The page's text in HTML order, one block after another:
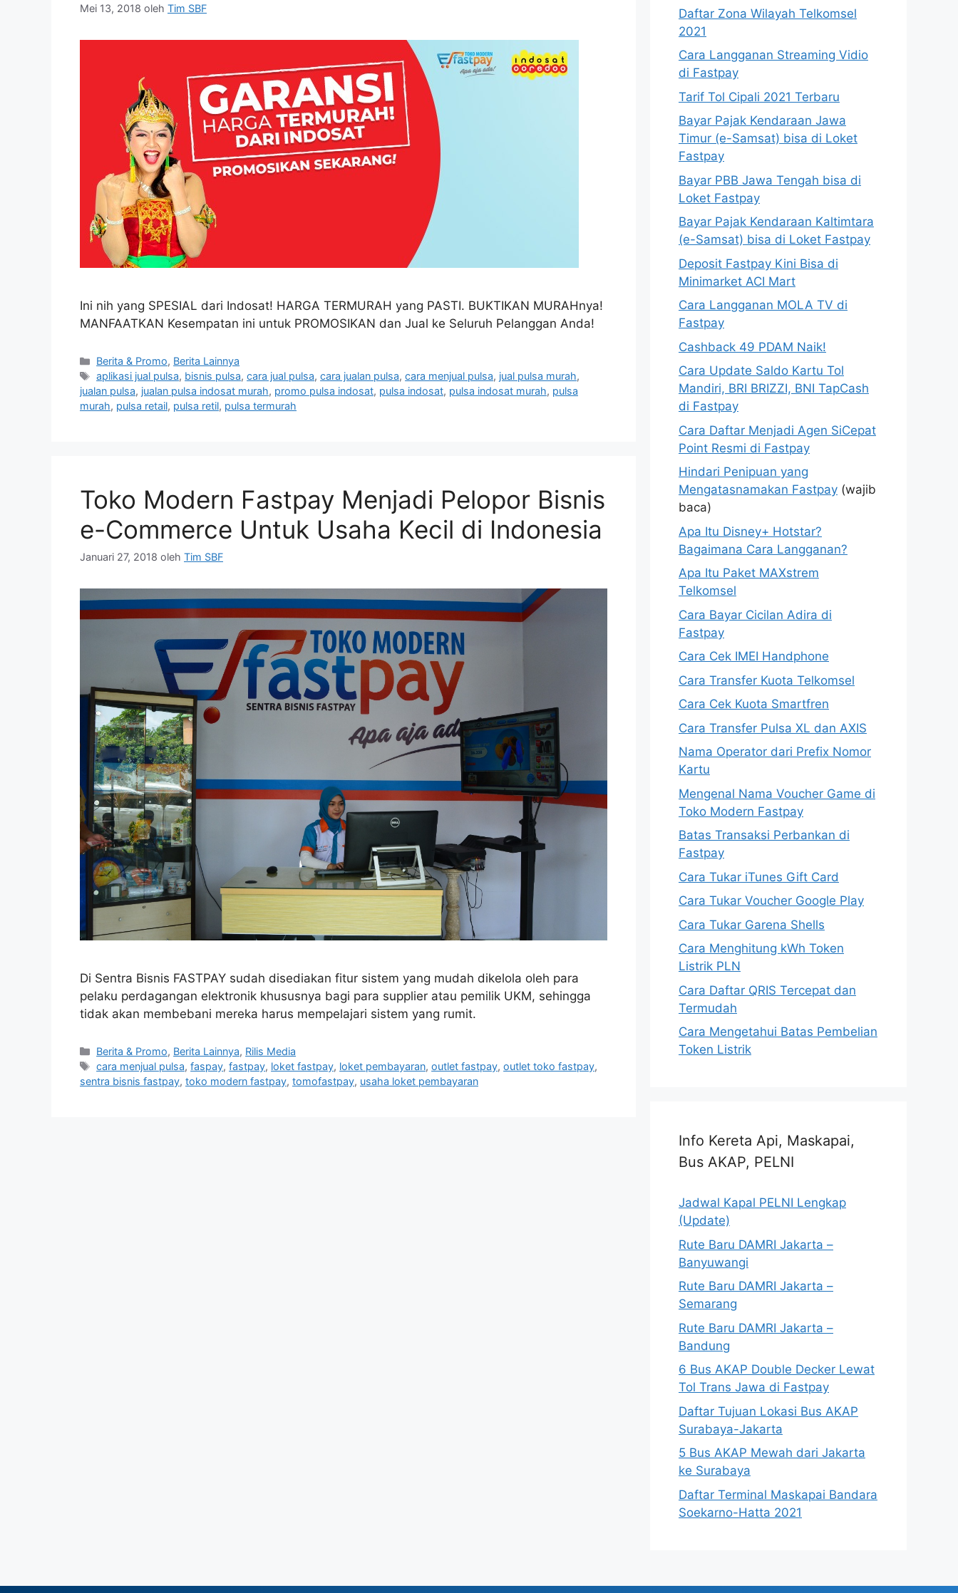
Mei 13, 2018 oleh Tim SBF
Ini nih yang SPESIAL dari Indosat! HARGA TERMURAH yang PASTI. BUKTIKAN MURAHnya!
MANFAATKAN Kesempatan ini untuk PROMOSIKAN dan Jual ke Seluruh Pelanggan Anda!
Berita & Promo, Berita Lainnya
aplikasi jual pulsa, bisnis pulsa,cara jual pulsa,cara jualan pulsa,cara menjual pulsa, jual pulsa murah,
jualan pulsa, jualan pulsa indosat murah, promo pulsa indosat, pulsa indosat, pulsa indosat murah, pulsa
murah, pulsa retail, pulsa retil, pulsa termurah
Toko Modern Fastpay Menjadi Pelopor Bisnis
e-Commerce Untuk Usaha Kecil di Indonesia
Januari 27, 2018 oleh Tim SBF
Di Sentra Bisnis FASTPAY sudah disediakan fitur sistem yang mudah dikelola oleh para
pelaku perdagangan elektronik khususnya bagi para supplier atau pemilik UKM, sehingga
tidak akan membebani mereka harus mempelajari sistem yang rumit.
Berita & Promo, Berita Lainnya, Rilis Media
cara menjual pulsa,faspay,fastpay, loket fastpay, loket pembayaran,outlet fastpay,outlet toko fastpay,
sentra bisnis fastpay, toko modern fastpay, tomofastpay, usaha loket pembayaran
Daftar Zona Wilayah Telkomsel
2021
Cara Langganan Streaming Vidio
di Fastpay
Tarif Tol Cipali 2021 Terbaru
Bayar Pajak Kendaraan Jawa
Timur (e-Samsat) bisa di Loket
Fastpay
Bayar PBB Jawa Tengah bisa di
Loket Fastpay
Bayar Pajak Kendaraan Kaltimtara
(e-Samsat) bisa di Loket Fastpay
Deposit Fastpay Kini Bisa di
Minimarket ACI Mart
Cara Langganan MOLA TV di
Fastpay
Cashback 49 PDAM Naik!
Cara Update Saldo Kartu Tol
Mandiri, BRI BRIZZI, BNI TapCash
di Fastpay
Cara Daftar Menjadi Agen SiCepat
Point Resmi di Fastpay
Hindari Penipuan yang
Mengatasnamakan Fastpay (wajib
baca)
Apa Itu Disney+ Hotstar?
Bagaimana Cara Langganan?
Apa Itu Paket MAXstrem
Telkomsel
Cara Bayar Cicilan Adira di
Fastpay
Cara Cek IMEI Handphone
Cara Transfer Kuota Telkomsel
Cara Cek Kuota Smartfren
Cara Transfer Pulsa XL dan AXIS
Nama Operator dari Prefix Nomor
Kartu
Mengenal Nama Voucher Game di
Toko Modern Fastpay
Batas Transaksi Perbankan di
Fastpay
Cara Tukar iTunes Gift Card
Cara Tukar Voucher Google Play
Cara Tukar Garena Shells
Cara Menghitung kWh Token
Listrik PLN
Cara Daftar QRIS Tercepat dan
Termudah
Cara Mengetahui Batas Pembelian
Token Listrik
Info Kereta Api, Maskapai,
Bus AKAP, PELNI
Jadwal Kapal PELNI Lengkap
(Update)
Rute Baru DAMRI Jakarta –
Banyuwangi
Rute Baru DAMRI Jakarta –
Semarang
Rute Baru DAMRI Jakarta –
Bandung
6 Bus AKAP Double Decker Lewat
Tol Trans Jawa di Fastpay
Daftar Tujuan Lokasi Bus AKAP
Surabaya-Jakarta
5 Bus AKAP Mewah dari Jakarta
ke Surabaya
Daftar Terminal Maskapai Bandara
Soekarno-Hatta 2021